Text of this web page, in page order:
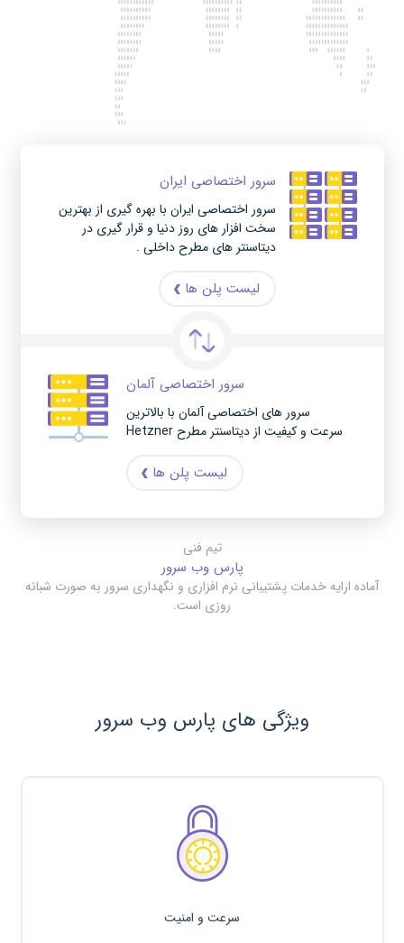
سرور اختصاصی ایران
سرور اختصاصی ایران با بهره گیری از بهترین
سخت افزار های روز دنیا و قرار گیری در
دیتاسنتر های مطرح داخلی .
لیست پلن ها
سرور اختصاصی آلمان
سرور های اختصاصی آلمان با بالاترین
سرعت و کیفیت از دیتاسنتر مطرح Hetzner
لیست پلن ها
تیم فنی
پارس وب سرور
آماده ارایه خدمات پشتیبانی نرم افزاری و نگهداری سرور به صورت شبانه
روزی است.
ویژگی های پارس وب سرور
سرعت و امنیت